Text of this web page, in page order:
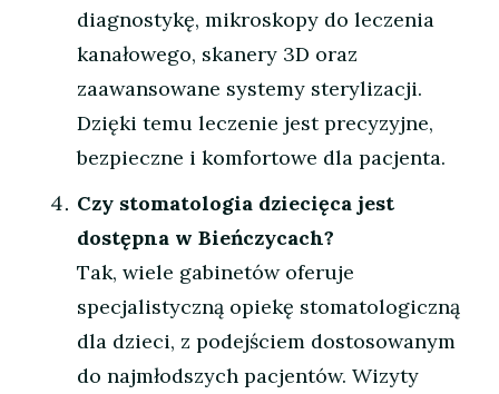
diagnostykę, mikroskopy do leczenia
kanałowego, skanery 3D oraz
zaawansowane systemy sterylizacji.
Dzięki temu leczenie jest precyzyjne,
bezpieczne i komfortowe dla pacjenta.
Czy stomatologia dziecięca jest
dostępna w Bieńczycach?
Tak, wiele gabinetów oferuje
specjalistyczną opiekę stomatologiczną
dla dzieci, z podejściem dostosowanym
do najmłodszych pacjentów. Wizyty